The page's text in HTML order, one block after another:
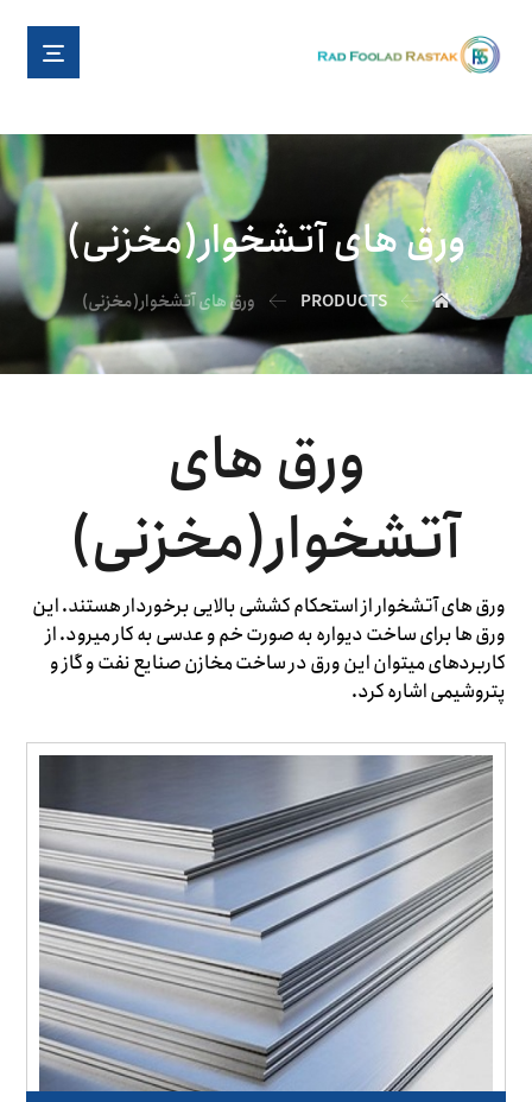
ورق های آتشخوار(مخزنی)
PRODUCTS ورق های آتشخوار(مخزنی)
ورق های
آتشخوار(مخزنی)
ورق های آتشخوار از استحکام کششی بالایی برخوردار هستند. این
ورق ها برای ساخت دیواره به صورت خم و عدسی به کار میرود. از
کاربردهای میتوان این ورق در ساخت مخازن صنایع نفت و گاز و
پتروشیمی اشاره کرد.